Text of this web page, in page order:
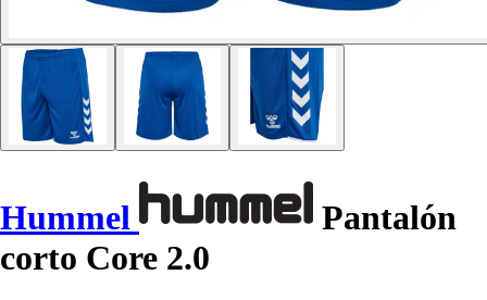
Hummel
Pantalón
corto Core 2.0